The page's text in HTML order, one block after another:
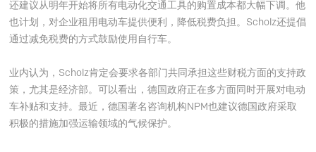
还建议从明年开始将所有电动化交通工具的购置成本都大幅下调。他
也计划，对企业租用电动车提供便利，降低税费负担。Scholz还提倡
通过减免税费的方式鼓励使用自行车。
业内认为，Scholz肯定会要求各部门共同承担这些财税方面的支持政
策，尤其是经济部。可以看出，德国政府正在多方面同时开展对电动
车补贴和支持。最近，德国著名咨询机构NPM也建议德国政府采取
积极的措施加强运输领域的气候保护。